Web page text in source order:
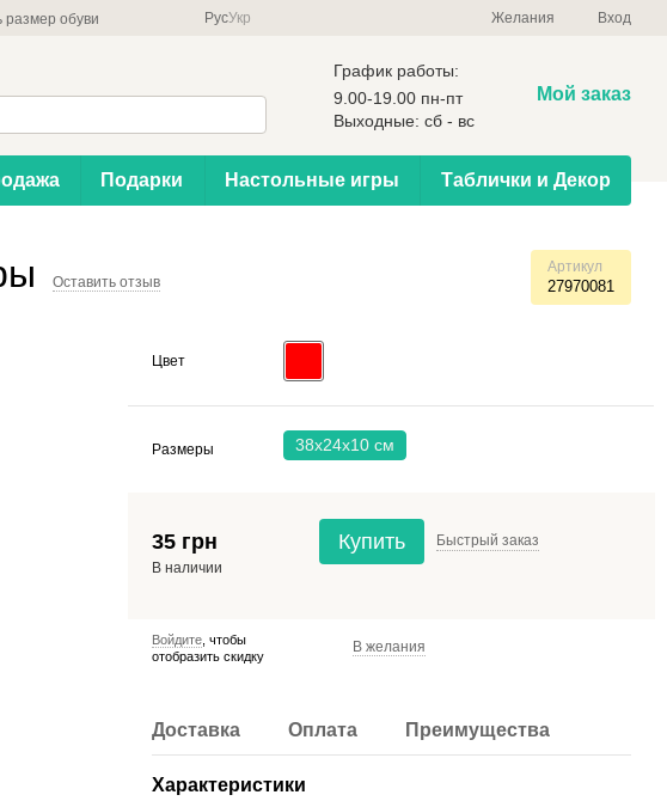
размер обуви РусУкр Желания Вход
График работы:
9.00-19.00 пн-пт
Выходные: сб - вс
Мой заказ
Подарки Настольные игры Таблички и Декор
Оставить отзыв
Артикул
27970081
Цвет
Размеры 38x24x10 см
35 грн
В наличии
Купить Быстрыйзаказ
Войдите , чтобы
отобразить скидку
В желания
Доставка Оплата Преимущества
Характеристики